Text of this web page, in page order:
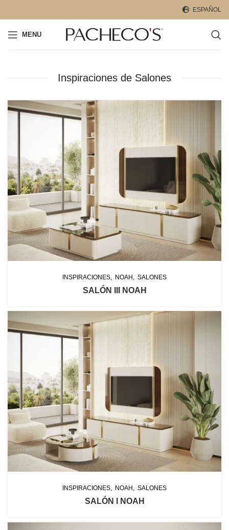
ESPAÑOL
MENU
Inspiraciones de Salones
INSPIRACIONES NOAH SALONES
SALÓN III NOAH
INSPIRACIONES NOAH SALONES
SALÓN I NOAH